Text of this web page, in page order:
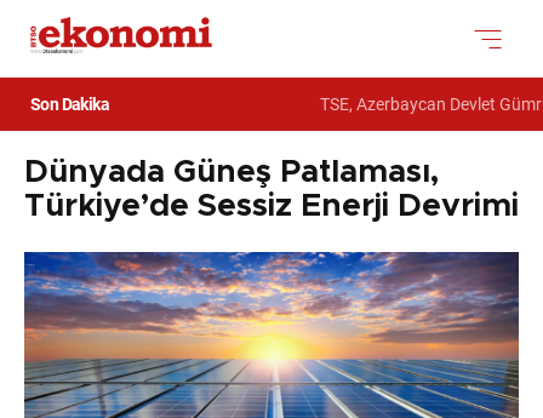
Son Dakika TSE, Azerbaycan Devlet Gümrük
Dünyada Güneş Patlaması,
Türkiye’de Sessiz Enerji Devrimi